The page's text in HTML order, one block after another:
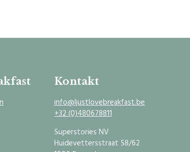
Kontakt
info@Ijustlovebreakfast.be
+32 (0)480678811
Superstories NV
Huidevettersstraat 58/62